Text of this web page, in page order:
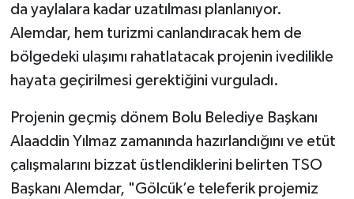
da yaylalara kadar uzatılması planlanıyor.
Alemdar, hem turizmi canlandıracak hem de
bölgedeki ulaşımı rahatlatacak projenin ivedilikle
hayata geçirilmesi gerektiğini vurguladı.
Projenin geçmiş dönem Bolu Belediye Başkanı
Alaaddin Yılmaz zamanında hazırlandığını ve etüt
çalışmalarını bizzat üstlendiklerini belirten TSO
Başkanı Alemdar, "Gölcük’e teleferik projemiz